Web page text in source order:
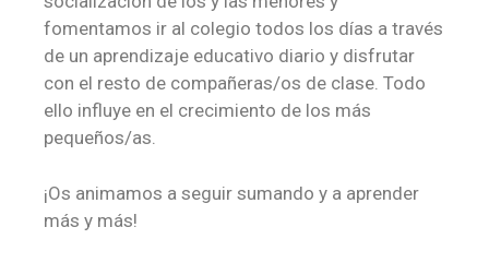
fomentamos ir al colegio todos los días a través
de un aprendizaje educativo diario y disfrutar
con el resto de compañeras/os de clase. Todo
ello influye en el crecimiento de los más
pequeños/as.
¡Os animamos a seguir sumando y a aprender
más y más!